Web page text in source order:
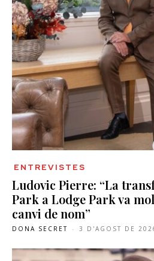
ENTREVISTES
Ludovic Pierre: “La
Park a Lodge Park va
canvi de nom”
DONA SECRET - 3 D'AGOST DE